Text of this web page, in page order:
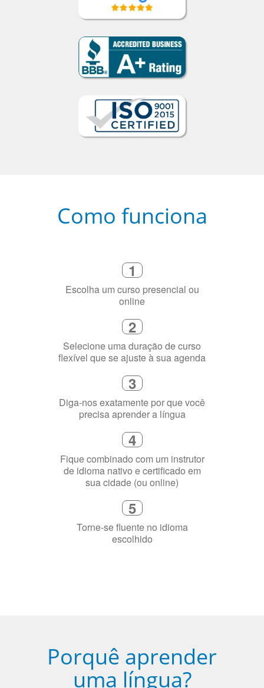
Como funciona
Escolha um curso presencial ou
online
Selecione uma duração de curso
flexível que se ajuste à sua agenda
Diga-nos exatamente por que você
precisa aprender a língua
Fique combinado com um instrutor
de idioma nativo e certificado em
sua cidade (ou online)
5
Torne-se fluente no idioma
escolhido
Porquê aprender
uma língua?